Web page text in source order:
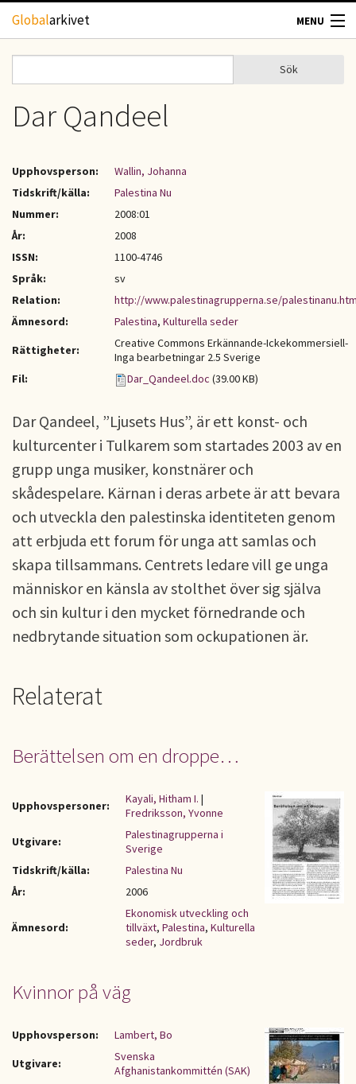
Hoppa till huvudinnehåll
Globalarkivet MENU
TIDSKRIFTER
UPPHOVSRÄTT
OM OSS
KONTAKT
Sökformulär
Sök
Dar Qandeel
Upphovsperson:
Wallin, Johanna
Tidskrift/källa:
Palestina Nu
Nummer:
2008:01
År:
2008
ISSN:
1100-4746
Språk:
sv
Relation:
http://www.palestinagrupperna.se/
Ämnesord:
Palestina, Kulturella seder
Rättigheter:
Creative Commons Erkännande-Ickekommersiell-
Inga bearbetningar 2.5 Sverige
Fil:
Dar_Qandeel.doc (39.00 KB)
Dar Qandeel, ”Ljusets Hus”, är ett konst- och
kulturcenter i Tulkarem som startades 2003 av en
grupp unga musiker, konstnärer och
skådespelare. Kärnan i deras arbete är att bevara
och utveckla den palestinska identiteten genom
att erbjuda ett forum för unga att samlas och
skapa tillsammans. Centrets ledare vill ge unga
människor en känsla av stolthet över sig själva
och sin kultur i den mycket förnedrande och
nedbrytande situation som ockupationen är.
Relaterat
Berättelsen om en droppe…
Upphovspersoner: Kayali, Hitham I. |
Fredriksson, Yvonne
Utgivare:
Palestinagrupperna i
Sverige
Tidskrift/källa:
Palestina Nu
År:
2006
Ämnesord:
Ekonomisk utveckling och
tillväxt, Palestina, Kulturella
seder, Jordbruk
Kvinnor på väg
Upphovsperson:
Lambert, Bo
Utgivare:
Svenska
Afghanistankommittén (SAK)